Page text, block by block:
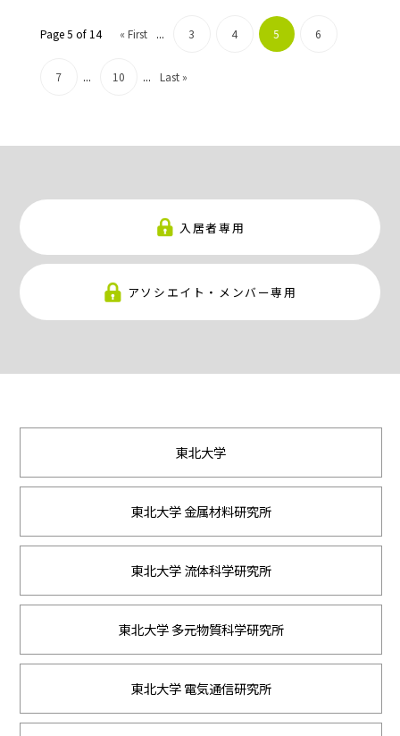
Page 5 of 14 « First ... 3 4 5 6
7 ... 10 ... Last »
入居者専用
アソシエイト・メンバー専用
東北大学
東北大学 金属材料研究所
東北大学 流体科学研究所
東北大学 多元物質科学研究所
東北大学 電気通信研究所